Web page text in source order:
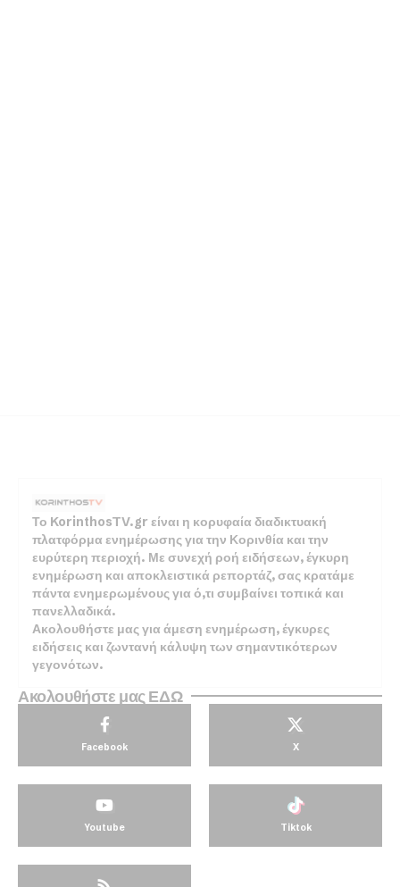
Το KorinthosTV.gr είναι η κορυφαία διαδικτυακή
πλατφόρμα ενημέρωσης για την Κορινθία και την
ευρύτερη περιοχή. Με συνεχή ροή ειδήσεων, έγκυρη
ενημέρωση και αποκλειστικά ρεπορτάζ, σας κρατάμε
πάντα ενημερωμένους για ό,τι συμβαίνει τοπικά και
πανελλαδικά.
Ακολουθήστε μας για άμεση ενημέρωση, έγκυρες
ειδήσεις και ζωντανή κάλυψη των σημαντικότερων
γεγονότων.
Ακολουθήστε μας ΕΔΩ
Facebook X
Youtube Tiktok